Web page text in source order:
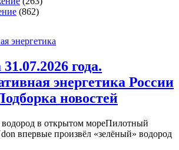
(862)
энергетика
года.
энергетика России
новостей
в открытом мореПилотный
впервые произвёл «зелёный» водород